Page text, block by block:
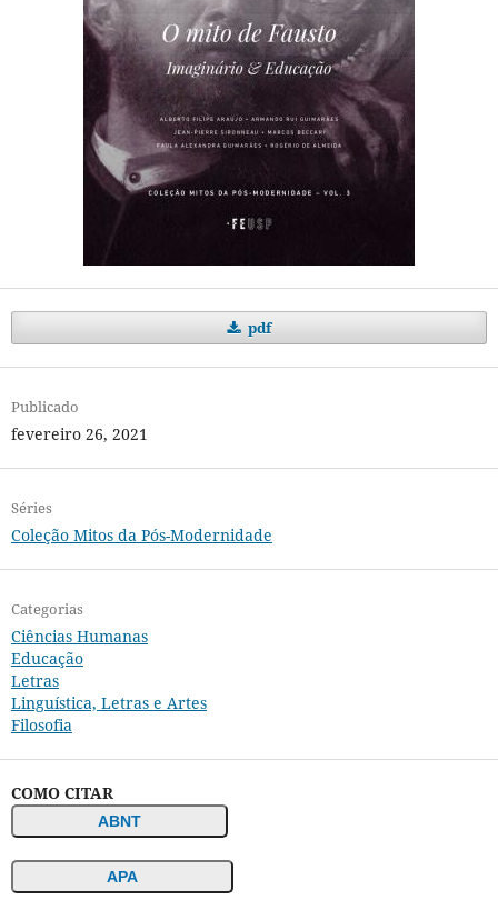
pdf
Publicado
fevereiro 26, 2021
Séries
Coleção Mitos da Pós-Modernidade
Categorias
Ciências Humanas
Educação
Letras
Linguística, Letras e Artes
Filosofia
COMO CITAR
ABNT
APA